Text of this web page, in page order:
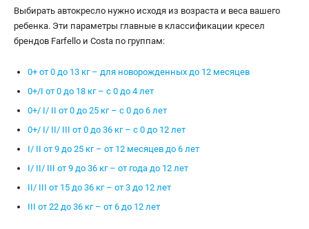
Выбирать автокресло нужно исходя из возраста и веса вашего
ребенка. Эти параметры главные в классификации кресел
брендов Farfello и Costa по группам:
0+ от 0 до 13 кг – для новорожденных до 12 месяцев
0+/I от 0 до 18 кг – с 0 до 4 лет
0+/ I/ II от 0 до 25 кг – с 0 до 6 лет
0+/ I/ II/ III от 0 до 36 кг – с 0 до 12 лет
I/ II от 9 до 25 кг – от 12 месяцев до 6 лет
I/ II/ III от 9 до 36 кг – от года до 12 лет
II/ III от 15 до 36 кг – от 3 до 12 лет
III от 22 до 36 кг – от 6 до 12 лет